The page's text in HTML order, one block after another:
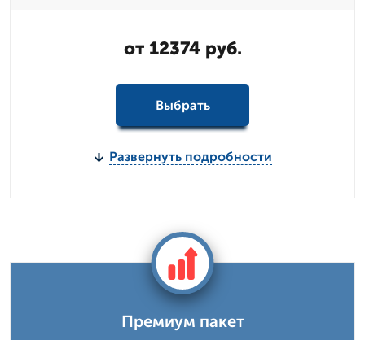
от 12374 руб.
Выбрать
Развернуть подробности
Премиум пакет